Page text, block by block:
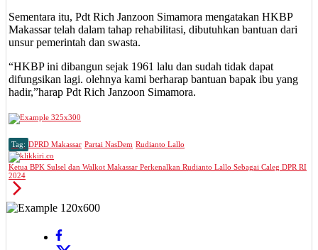
Sementara itu, Pdt Rich Janzoon Simamora mengatakan HKBP
Makassar telah dalam tahap rehabilitasi, dibutuhkan bantuan dari
unsur pemerintah dan swasta.
“HKBP ini dibangun sejak 1961 lalu dan sudah tidak dapat
difungsikan lagi. olehnya kami berharap bantuan bapak ibu yang
hadir,”harap Pdt Rich Janzoon Simamora.
Tag: DPRD Makassar Partai NasDem Rudianto Lallo
Ketua BPK Sulsel dan Walkot Makassar Perkenalkan Rudianto Lallo Sebagai Caleg DPR RI
2024